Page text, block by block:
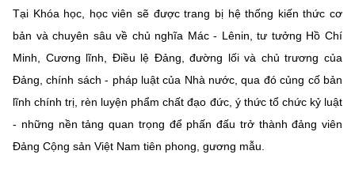
Tại Khóa học, học viên sẽ được trang bị hệ thống kiến thức cơ
bản và chuyên sâu về chủ nghĩa Mác - Lênin, tư tưởng Hồ Chí
Minh, Cương lĩnh, Điều lệ Đảng, đường lối và chủ trương của
Đảng, chính sách - pháp luật của Nhà nước, qua đó củng cố bản
lĩnh chính trị, rèn luyện phẩm chất đạo đức, ý thức tổ chức kỷ luật
- những nền tảng quan trọng để phấn đấu trở thành đảng viên
Đảng Cộng sản Việt Nam tiên phong, gương mẫu.